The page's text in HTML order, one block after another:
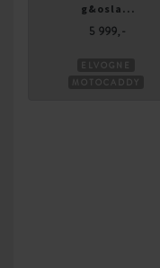
g&osla...
5 999,-
ELVOGNE
MOTOCADDY